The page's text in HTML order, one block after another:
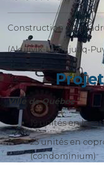
Construction de
(Akulivik-Umiujuaq-
Ville de Québec
19 unités en
23 unités en
(condominium)